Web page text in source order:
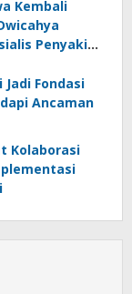
Kembali
Penyakit
Fondasi
Ancaman
Kolaborasi